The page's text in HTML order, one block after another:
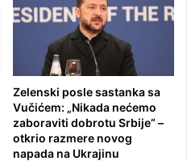
Zelenski posle sastanka sa
Vučićem: „Nikada nećemo
zaboraviti dobrotu Srbije“ –
otkrio razmere novog
napada na Ukrajinu